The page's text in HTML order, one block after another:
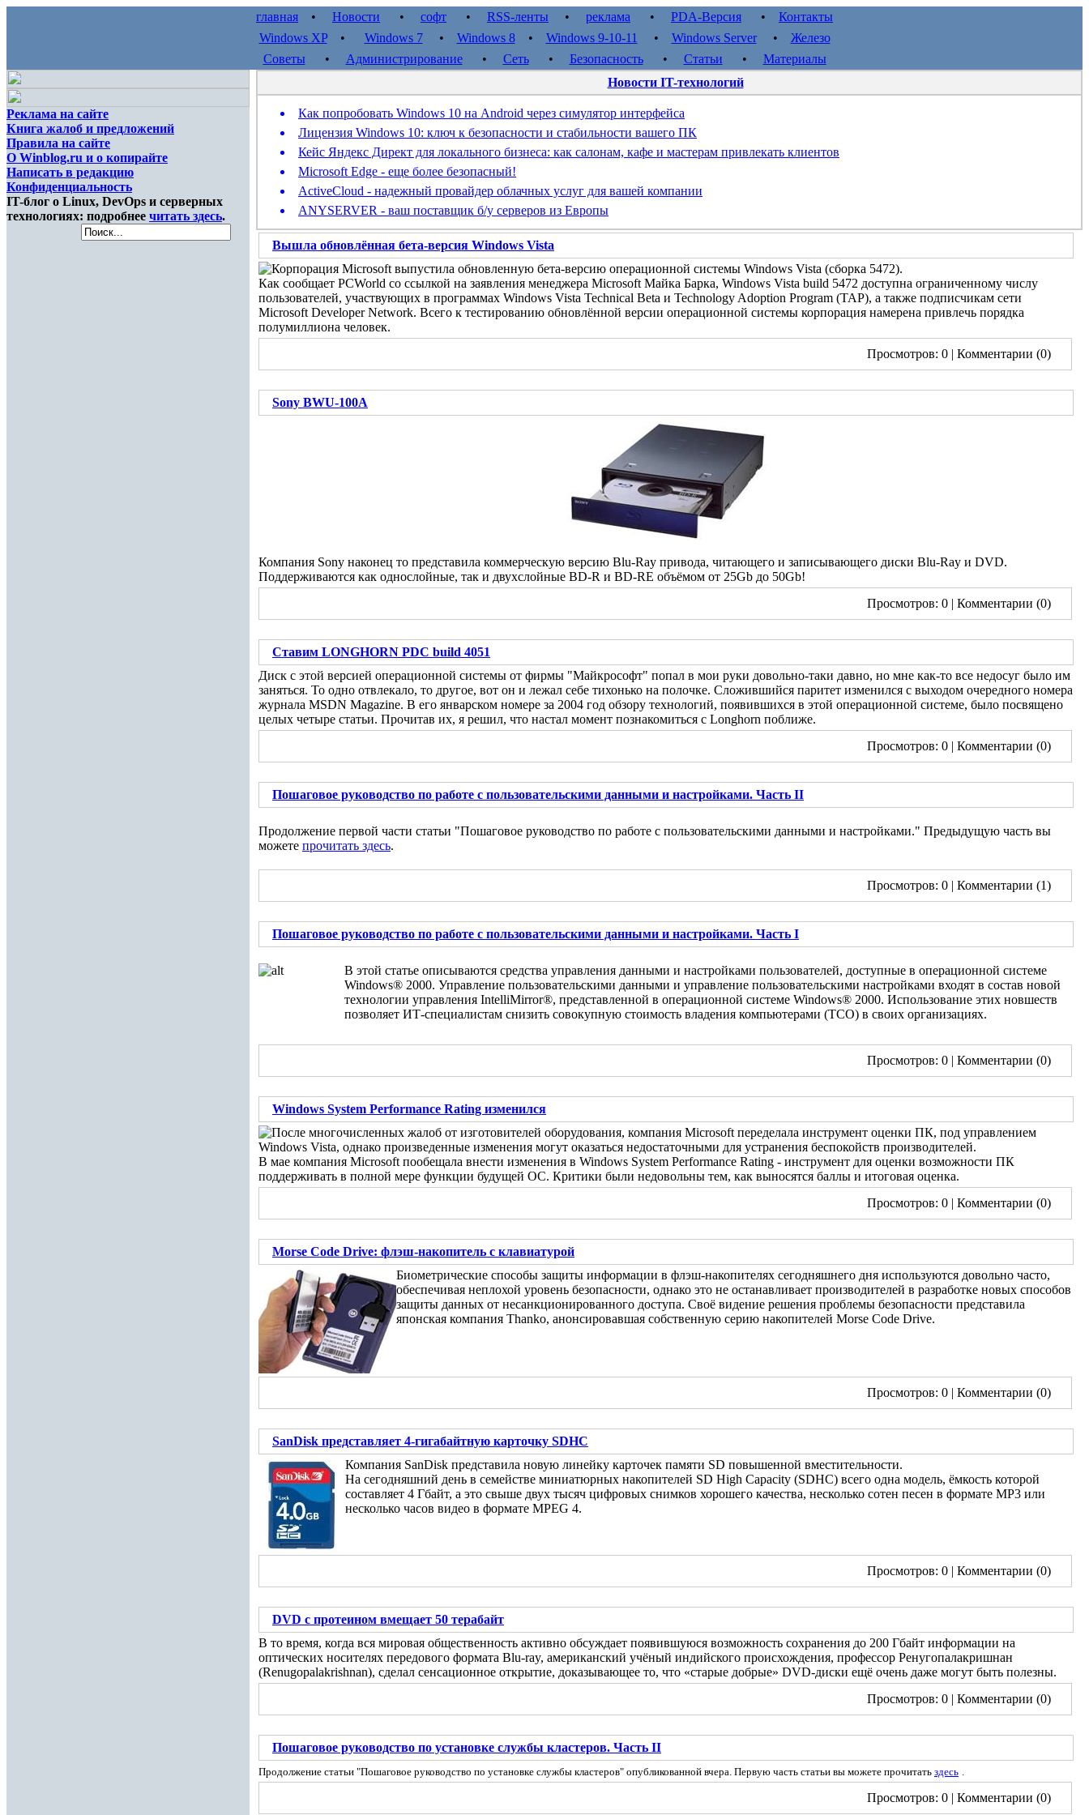
главная • Новости • софт • RSS-ленты • реклама • PDA-Версия • Контакты
Windows XP• Windows 7• Windows 8• Windows 9-10-11 • Windows Server• Железо
Советы • Администрирование• Сеть• Безопасность• Статьи • Материалы
Реклама на сайте
Книга жалоб и предложений
Правила на сайте
О Winblog.ru и о копирайте
Написать в редакцию
Конфиденциальность
IT-блог о Linux, DevOps и серверных
технологиях: подробнее читать здесь.
Новости IT-технологий
Как попробовать Windows 10 на Android через симулятор интерфейса
Лицензия Windows 10: ключ к безопасности и стабильности вашего ПК
Кейс Яндекс Директ для локального бизнеса: как салонам, кафе и мастерам привлекать клиентов
Microsoft Edge - еще более безопасный!
ActiveCloud - надежный провайдер облачных услуг для вашей компании
ANYSERVER - ваш поставщик б/у серверов из Европы
Вышла обновлённая бета-версия Windows Vista
Корпорация Microsoft выпустила обновленную бета-версию операционной системы Windows Vista (сборка 5472).
Как сообщает PCWorld со ссылкой на заявления менеджера Microsoft Майка Барка, Windows Vista build 5472 доступна ограниченному числу
пользователей, участвующих в программах Windows Vista Technical Beta и Technology Adoption Program (TAP), а также подписчикам сети
Microsoft Developer Network. Всего к тестированию обновлённой версии операционной системы корпорация намерена привлечь порядка
полумиллиона человек.
Просмотров: 0 | Комментарии (0)
Sony BWU-100A
Компания Sony наконец то представила коммерческую версию Blu-Ray привода, читающего и записывающего диски Blu-Ray и DVD.
Поддерживаются как однослойные, так и двухслойные BD-R и BD-RE объёмом от 25Gb до 50Gb!
Просмотров: 0 | Комментарии (0)
Ставим LONGHORN PDC build 4051
Диск с этой версией операционной системы от фирмы "Майкрософт" попал в мои руки довольно-таки давно, но мне как-то все недосуг было им
заняться. То одно отвлекало, то другое, вот он и лежал себе тихонько на полочке. Сложившийся паритет изменился с выходом очередного номера
журнала MSDN Magazine. В его январском номере за 2004 год обзору технологий, появившихся в этой операционной системе, было посвящено
целых четыре статьи. Прочитав их, я решил, что настал момент познакомиться с Longhorn поближе.
Просмотров: 0 | Комментарии (0)
Пошаговое руководство по работе с пользовательскими данными и настройками. Часть II
Продолжение первой части статьи "Пошаговое руководство по работе с пользовательскими данными и настройками." Предыдущую часть вы
можете прочитать здесь.
Просмотров: 0 | Комментарии (1)
Пошаговое руководство по работе с пользовательскими данными и настройками. Часть I
В этой статье описываются средства управления данными и настройками пользователей, доступные в операционной системе
Windows® 2000. Управление пользовательскими данными и управление пользовательскими настройками входят в состав новой
технологии управления IntelliMirror®, представленной в операционной системе Windows® 2000. Использование этих новшеств
позволяет ИТ-специалистам снизить совокупную стоимость владения компьютерами (TCO) в своих организациях.
Просмотров: 0 | Комментарии (0)
Windows System Performance Rating изменился
После многочисленных жалоб от изготовителей оборудования, компания Microsoft переделала инструмент оценки ПК, под управлением
Windows Vista, однако произведенные изменения могут оказаться недостаточными для устранения беспокойств производителей.
В мае компания Microsoft пообещала внести изменения в Windows System Performance Rating - инструмент для оценки возможности ПК
поддерживать в полной мере функции будущей ОС. Критики были недовольны тем, как выносятся баллы и итоговая оценка.
Просмотров: 0 | Комментарии (0)
Morse Code Drive: флэш-накопитель с клавиатурой
Биометрические способы защиты информации в флэш-накопителях сегодняшнего дня используются довольно часто,
обеспечивая неплохой уровень безопасности, однако это не останавливает производителей в разработке новых способов
защиты данных от несанкционированного доступа. Своё видение решения проблемы безопасности представила
японская компания Thanko, анонсировавшая собственную серию накопителей Morse Code Drive.
Просмотров: 0 | Комментарии (0)
SanDisk представляет 4-гигабайтную карточку SDHC
Компания SanDisk представила новую линейку карточек памяти SD повышенной вместительности.
На сегодняшний день в семействе миниатюрных накопителей SD High Capacity (SDHC) всего одна модель, ёмкость которой
составляет 4 Гбайт, а это свыше двух тысяч цифровых снимков хорошего качества, несколько сотен песен в формате MP3 или
несколько часов видео в формате MPEG 4.
Просмотров: 0 | Комментарии (0)
DVD c протеином вмещает 50 терабайт
В то время, когда вся мировая общественность активно обсуждает появившуюся возможность сохранения до 200 Гбайт информации на
оптических носителях передового формата Blu-ray, американский учёный индийского происхождения, профессор Ренугопалакришнан
(Renugopalakrishnan), сделал сенсационное открытие, доказывающее то, что «старые добрые» DVD-диски ещё очень даже могут быть полезны.
Просмотров: 0 | Комментарии (0)
Пошаговое руководство по установке службы кластеров. Часть II
Продолжение статьи "Пошаговое руководство по установке службы кластеров" опубликованной вчера. Первую часть статьи вы можете прочитать здесь .
Просмотров: 0 | Комментарии (0)